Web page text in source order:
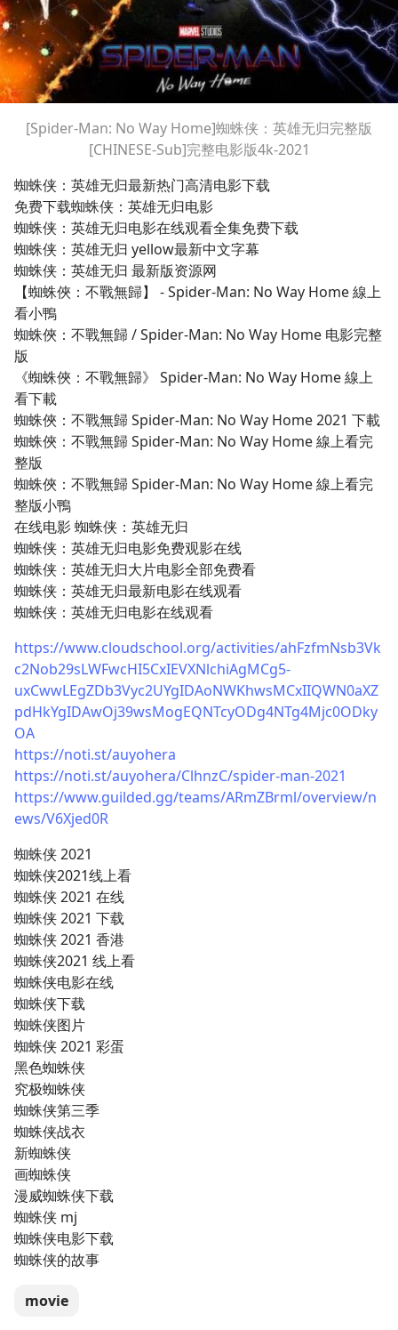
[Spider-Man: No Way Home]蜘蛛侠：英雄无归完整版
[CHINESE-Sub]完整电影版4k-2021
蜘蛛侠：英雄无归最新热门高清电影下载
免费下载蜘蛛侠：英雄无归电影
蜘蛛侠：英雄无归电影在线观看全集免费下载
蜘蛛侠：英雄无归 yellow最新中文字幕
蜘蛛侠：英雄无归 最新版资源网
【蜘蛛俠：不戰無歸】 - Spider-Man: No Way Home 線上
看小鴨
蜘蛛俠：不戰無歸 / Spider-Man: No Way Home 电影完整
版
《蜘蛛俠：不戰無歸》 Spider-Man: No Way Home 線上
看下載
蜘蛛俠：不戰無歸 Spider-Man: No Way Home 2021 下載
蜘蛛俠：不戰無歸 Spider-Man: No Way Home 線上看完
整版
蜘蛛俠：不戰無歸 Spider-Man: No Way Home 線上看完
整版小鴨
在线电影 蜘蛛侠：英雄无归
蜘蛛侠：英雄无归电影免费观影在线
蜘蛛侠：英雄无归大片电影全部免费看
蜘蛛侠：英雄无归最新电影在线观看
蜘蛛侠：英雄无归电影在线观看
https://www.cloudschool.org/activities/ahFzfmNsb3Vk
c2Nob29sLWFwcHI5CxIEVXNlchiAgMCg5-
uxCwwLEgZDb3Vyc2UYgIDAoNWKhwsMCxIIQWN0aXZ
pdHkYgIDAwOj39wsMogEQNTcyODg4NTg4Mjc0ODky
OA
https://noti.st/auyohera
https://noti.st/auyohera/ClhnzC/spider-man-2021
https://www.guilded.gg/teams/ARmZBrml/overview/n
ews/V6Xjed0R
蜘蛛侠 2021
蜘蛛侠2021线上看
蜘蛛侠 2021 在线
蜘蛛侠 2021 下载
蜘蛛侠 2021 香港
蜘蛛侠2021 线上看
蜘蛛侠电影在线
蜘蛛侠下载
蜘蛛侠图片
蜘蛛侠 2021 彩蛋
黑色蜘蛛侠
究极蜘蛛侠
蜘蛛侠第三季
蜘蛛侠战衣
新蜘蛛侠
画蜘蛛侠
漫威蜘蛛侠下载
蜘蛛侠 mj
蜘蛛侠电影下载
蜘蛛侠的故事
movie